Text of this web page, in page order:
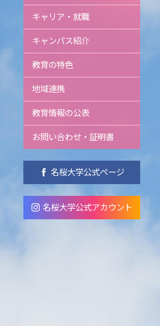
キャリア・就職
キャンパス紹介
教育の特色
地域連携
教育情報の公表
お問い合わせ・証明書
名桜大学公式ページ
名桜大学公式アカウント